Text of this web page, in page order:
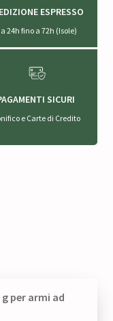
ESPRESSO
24h fino a 72h (Isole)
SICURI
e Carte di Credito